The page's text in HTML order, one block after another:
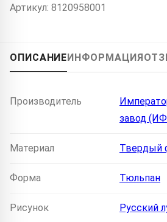
Артикул: 8120958001
ОПИСАНИЕ ИНФОРМАЦИЯ
Производитель
завод
Материал Твердый
Форма Тюльпан
Рисунок Русский